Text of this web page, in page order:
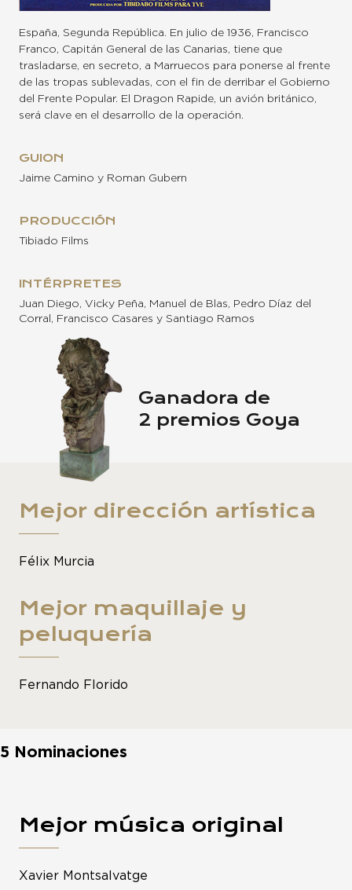
España, Segunda República. En julio de 1936, Francisco
Franco, Capitán General de las Canarias, tiene que
trasladarse, en secreto, a Marruecos para ponerse al frente
de las tropas sublevadas, con el fin de derribar el Gobierno
del Frente Popular. El Dragon Rapide, un avión británico,
será clave en el desarrollo de la operación.
GUION
Jaime Camino y Roman Gubern
PRODUCCIÓN
Tibiado Films
INTÉRPRETES
Juan Diego, Vicky Peña, Manuel de Blas, Pedro Díaz del
Corral, Francisco Casares y Santiago Ramos
Ganadora de
2 premios Goya
Mejor dirección artística
Félix Murcia
Mejor maquillaje y
peluquería
Fernando Florido
5 Nominaciones
Mejor música original
Xavier Montsalvatge